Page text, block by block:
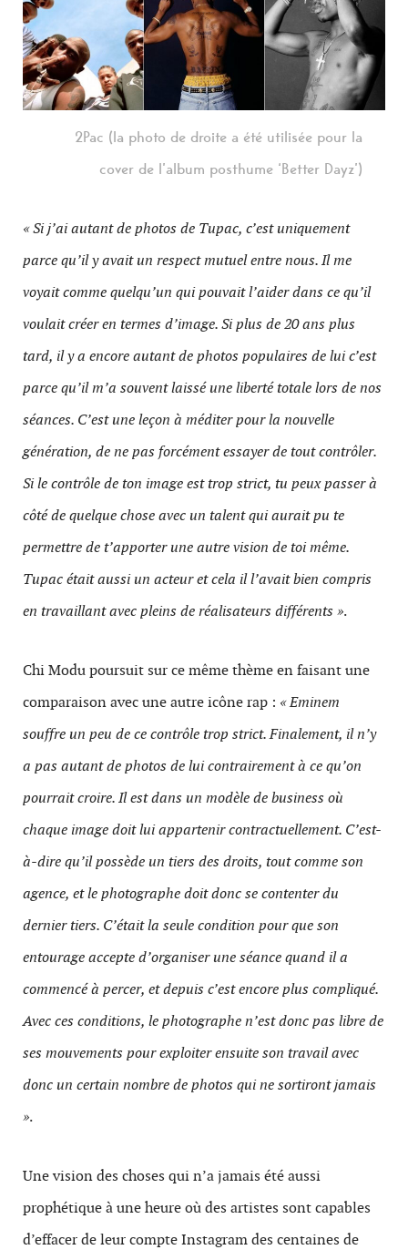
2Pac (la photo de droite a été utilisée pour la
cover de l’album posthume ‘Better Dayz’)
« Si j’ai autant de photos de Tupac, c’est uniquement
parce qu’il y avait un respect mutuel entre nous. Il me
voyait comme quelqu’un qui pouvait l’aider dans ce qu’il
voulait créer en termes d’image. Si plus de 20 ans plus
tard, il y a encore autant de photos populaires de lui c’est
parce qu’il m’a souvent laissé une liberté totale lors de nos
séances. C’est une leçon à méditer pour la nouvelle
génération, de ne pas forcément essayer de tout contrôler.
Si le contrôle de ton image est trop strict, tu peux passer à
côté de quelque chose avecun talent qui aurait pu te
permettre de t’apporter une autre vision de toi même.
Tupac était aussi un acteur et cela il l’avait bien compris
en travaillant avec pleins de réalisateurs différents ».
Chi Modu poursuit sur ce même thème en faisant une
comparaison avec une autre icône rap : « Eminem
souffre un peu de ce contrôle trop strict. Finalement, il n’y
a pas autant de photos de lui contrairement à ce qu’on
pourrait croire. Il est dans un modèle de business où
chaque image doit lui appartenir contractuellement. C’est-
à-dire qu’il possède un tiers des droits, tout comme son
agence, et le photographe doit donc se contenter du
dernier tiers. C’était la seule condition pour que son
entourage accepte d’organiser une séance quand il a
commencé à percer, et depuis c’est encore plus compliqué.
Avec ces conditions, le photographe n’est donc pas libre de
ses mouvements pour exploiter ensuite son travail avec
donc un certain nombre de photos qui ne sortiront jamais
».
Une vision des choses qui n’a jamais été aussi
prophétique à une heure où des artistes sont capables
d’effacer de leur compte Instagram des centaines de